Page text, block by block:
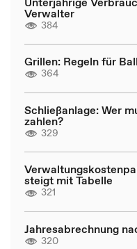
Verwalter
384
Grillen: Regeln für
364
Schließanlage: Wer
zahlen?
329
steigt mit Tabelle
321
Jahresabrechnung
320